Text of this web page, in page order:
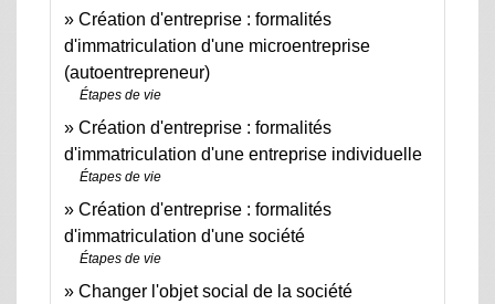
Création d'entreprise : formalités
d'immatriculation d'une microentreprise
(autoentrepreneur)
Étapes de vie
Création d'entreprise : formalités
d'immatriculation d'une entreprise individuelle
Étapes de vie
Création d'entreprise : formalités
d'immatriculation d'une société
Étapes de vie
Changer l'objet social de la société